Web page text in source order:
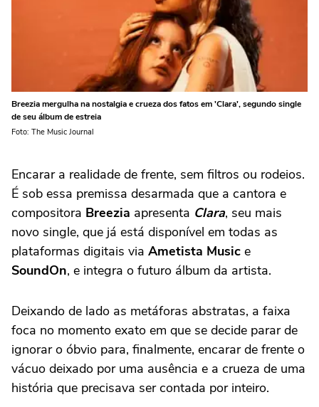
Breezia mergulha na nostalgia e crueza dos fatos em 'Clara', segundo single
de seu álbum de estreia
Foto: The Music Journal
Encarar a realidade de frente, sem filtros ou rodeios.
É sob essa premissa desarmada que a cantora e
compositora Breezia apresenta Clara, seu mais
novo single, que já está disponível em todas as
plataformas digitais via Ametista Music e
SoundOn, e integra o futuro álbum da artista.
Deixando de lado as metáforas abstratas, a faixa
foca no momento exato em que se decide parar de
ignorar o óbvio para, finalmente, encarar de frente o
vácuo deixado por uma ausência e a crueza de uma
história que precisava ser contada por inteiro.